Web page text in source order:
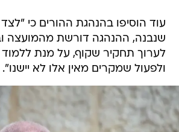
עוד הוסיפו בהנהגת ההורים כי
שנבנה, ההנהגה דורשת מהמועצה
לערוך תחקיר שקוף, על מנת ללמוד
ולפעול שמקרים מאין אלו לא יישנו".